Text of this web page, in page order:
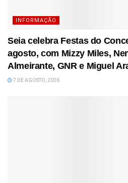
INFORMAÇÃO
Seia celebra Festas do
agosto, com Mizzy Miles,
Almeirante, GNR e Miguel
7 DE AGOSTO, 2026